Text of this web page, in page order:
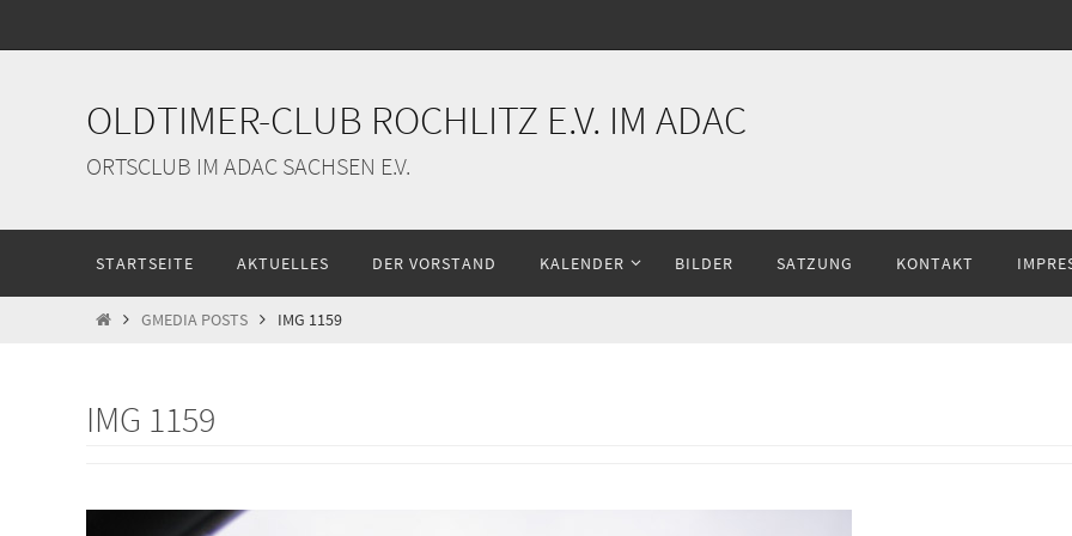
Inhalt
OLDTIMER-CLUB ROCHLITZ E.V. IM ADAC
ORTSCLUB IM ADAC SACHSEN E.V.
springen
STARTSEITE AKTUELLES DER VORSTAND KALENDER BILDER SATZUNG KONTAKT
STARTGMEDIA POSTS IMG 1159
IMG 1159